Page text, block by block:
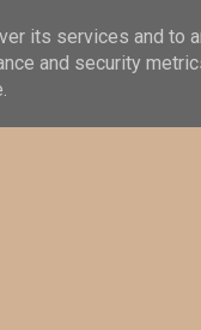
its services and to
and security